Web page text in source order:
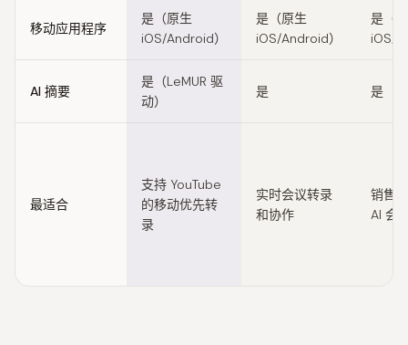
移动应用程序
是（原生
iOS/Android）
是（原生
iOS/Android）
是（
iOS/
AI 摘要
是（LeMUR 驱
动）
是 是
最适合
支持 YouTube
的移动优先转
录
实时会议转录
和协作
销售
AI 会